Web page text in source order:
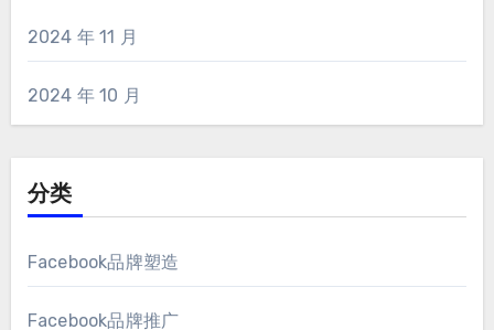
2024 年 11 月
2024 年 10 月
分类
Facebook品牌塑造
Facebook品牌推广